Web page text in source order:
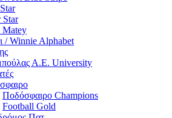
Star
/ Winnie Alphabet
Α.Ε. University
Ποδόσφαιρο Champions
Football Gold